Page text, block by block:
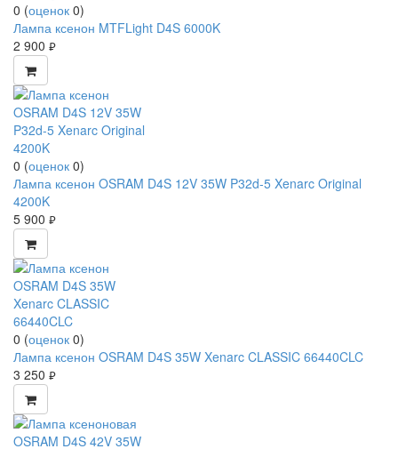
0 (оценок 0)
Лампа ксенон MTFLight D4S 6000K
2 900 руб.
0 (оценок 0)
Лампа ксенон OSRAM D4S 12V 35W P32d-5 Xenarc Original
4200K
5 900 руб.
0 (оценок 0)
Лампа ксенон OSRAM D4S 35W Xenarc CLASSIC 66440CLC
3 250 руб.